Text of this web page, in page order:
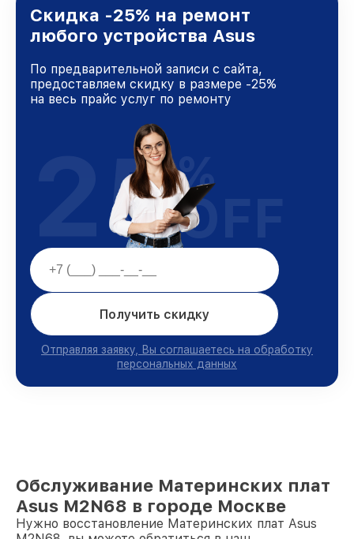
и лояльности наших клиентов.
Скидка -25% на ремонт
любого устройства Asus
По предварительной записи с сайта,
предоставляем скидку в размере -25%
на весь прайс услуг по ремонту
Получить скидку
Отправляя заявку, Вы соглашаетесь на обработку
персональных данных
25%
OFF
Обслуживание Материнских плат
Asus M2N68 в городе Москве
Нужно восстановление Материнских плат Asus